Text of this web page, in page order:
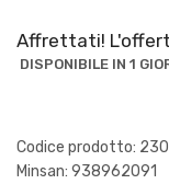
Affrettati!
DISPONIBILE IN 1
Codice prodotto:
Minsan: 938962091